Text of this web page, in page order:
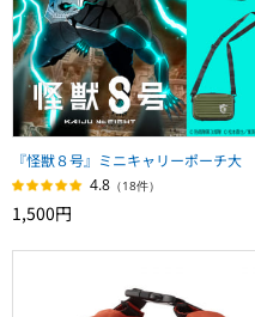
『怪獣８号』ミニキャリーポーチ大
4.8 （18件）
1,500円